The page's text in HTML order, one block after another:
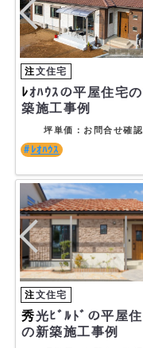
ﾚｵﾊｳｽの平屋住宅の新
築施工事例
坪単価：お問合せ確認
ﾚｵﾊｳｽ
秀光ﾋﾞﾙﾄﾞの平屋住宅
の新築施工事例